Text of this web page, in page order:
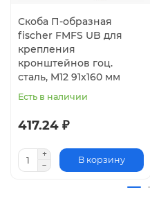
Скоба П-образная
fischer FMFS UB для
крепления
кронштейнов гоц.
сталь, M12 91x160 мм
Есть в наличии
417.24 ₽
В корзину